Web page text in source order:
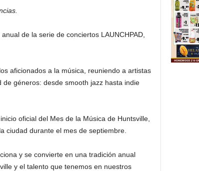
de la serie de conciertos LAUNCHPAD,
aficionados a la música, reuniendo a artistas
géneros: desde smooth jazz hasta indie
oficial del Mes de la Música de Huntsville,
ciudad durante el mes de septiembre.
y se convierte en una tradición anual
y el talento que tenemos en nuestros